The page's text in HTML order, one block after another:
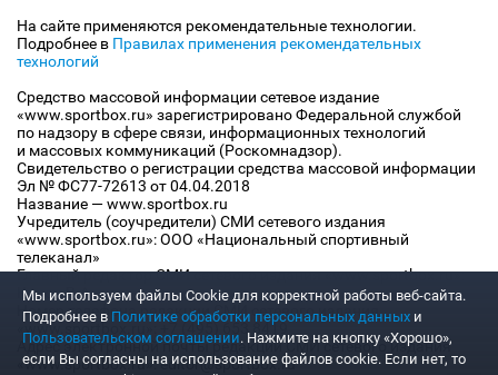
На сайте применяются рекомендательные технологии.
Подробнее в Правилах применения рекомендательных
технологий
Средство массовой информации сетевое издание
«www.sportbox.ru» зарегистрировано Федеральной службой
по надзору в сфере связи, информационных технологий
и массовых коммуникаций (Роскомнадзор).
Свидетельство о регистрации средства массовой информации
Эл № ФС77-72613 от 04.04.2018
Название — www.sportbox.ru
Учредитель (соучредители) СМИ сетевого издания
«www.sportbox.ru»: ООО «Национальный спортивный
телеканал»
Главный редактор СМИ сетевого издания «www.sportbox.ru»:
Конов В.А.
Номер телефона редакции СМИ сетевого издания
«www.sportbox.ru»: +7 (495) 653 8419
Адрес электронной почты редакции СМИ сетевого издания
«www.sportbox.ru»: editor@sportbox.ru
Мы используем файлы Сookie для корректной работы веб-сайта.
Подробнее в Политике обработки персональных данных и
Пользовательском соглашении. Нажмите на кнопку «Хорошо»,
если Вы согласны на использование файлов cookie. Если нет, то